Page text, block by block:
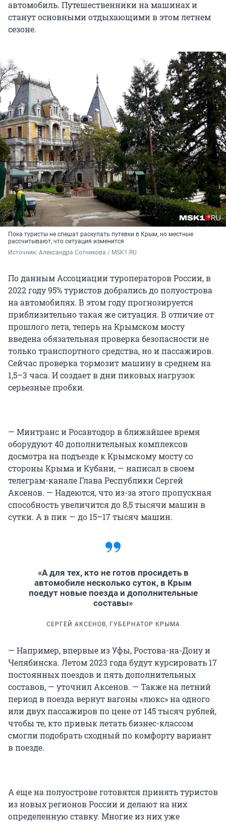
автомобиль. Путешественники на машинах и
станут основными отдыхающими в этом летнем
сезоне.
Пока туристы не спешат раскупать путевки в Крым, но местные
рассчитывают, что ситуация изменится
Источник: Александра Сотникова / MSK1.RU
По данным Ассоциации туроператоров России, в
2022 году 95% туристов добрались до полуострова
на автомобилях. В этом году прогнозируется
приблизительно такая же ситуация. В отличие от
прошлого лета, теперь на Крымском мосту
введена обязательная проверка безопасности не
только транспортного средства, но и пассажиров.
Сейчас проверка тормозит машину в среднем на
1,5–3 часа. И создает в дни пиковых нагрузок
серьезные пробки.
— Минтранс и Росавтодор в ближайшее время
оборудуют 40 дополнительных комплексов
досмотра на подъезде к Крымскому мосту со
стороны Крыма и Кубани, — написал в своем
телеграм-канале Глава Республики Сергей
Аксенов. — Надеются, что из-за этого пропускная
способность увеличится до 8,5 тысячи машин в
сутки. А в пик — до 15–17 тысяч машин.
«А для тех, кто не готов просидеть в
автомобиле несколько суток, в Крым
поедут новые поезда и дополнительные
составы»
СЕРГЕЙ АКСЕНОВ, ГУБЕРНАТОР КРЫМА
— Например, впервые из Уфы, Ростова-на-Дону и
Челябинска. Летом 2023 года будут курсировать 17
постоянных поездов и пять дополнительных
составов, — уточнил Аксенов. — Также на летний
период в поезда вернут вагоны «люкс» на одного
или двух пассажиров по цене от 145 тысяч рублей,
чтобы те, кто привык летать бизнес-классом
смогли подобрать сходный по комфорту вариант
в поезде.
А еще на полуострове готовятся принять туристов
из новых регионов России и делают на них
определенную ставку. Многие из них уже